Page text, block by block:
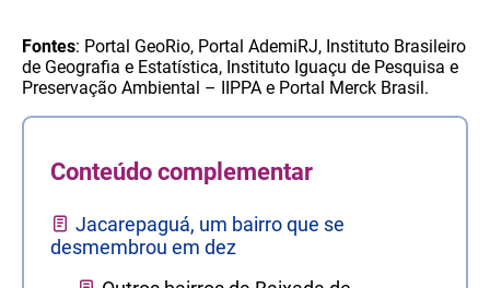
Fontes: Portal GeoRio, Portal AdemiRJ, Instituto Brasileiro
de Geografia e Estatística, Instituto Iguaçu de Pesquisa e
Preservação Ambiental – IIPPA e Portal Merck Brasil.
Conteúdo complementar
Jacarepaguá, um bairro que se
desmembrou em dez